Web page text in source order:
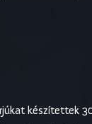
készítettek